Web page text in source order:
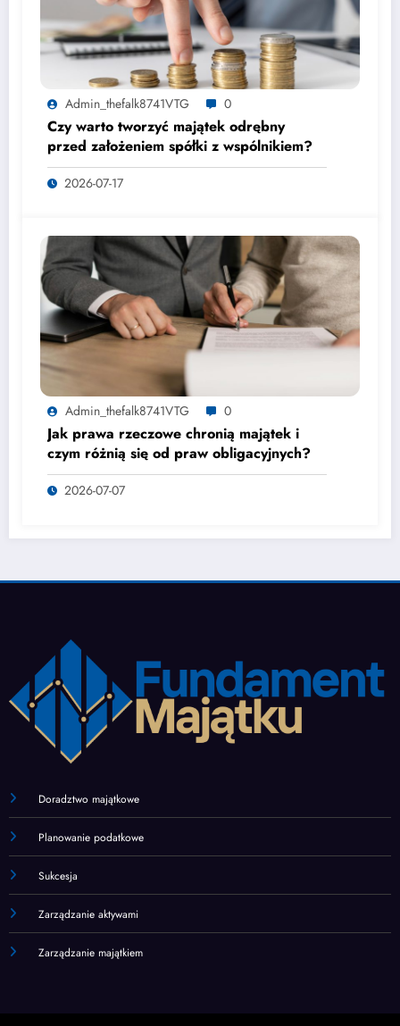
Admin_thefalk8741VTG 0
Czy warto tworzyć majątek odrębny
przed założeniem spółki z wspólnikiem?
2026-07-17
Admin_thefalk8741VTG 0
Jak prawa rzeczowe chronią majątek i
czym różnią się od praw obligacyjnych?
2026-07-07
Doradztwo majątkowe
Planowanie podatkowe
Sukcesja
Zarządzanie aktywami
Zarządzanie majątkiem